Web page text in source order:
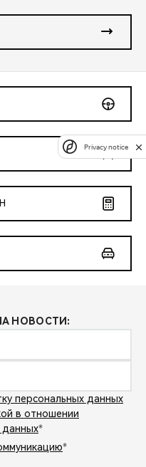
НОВОСТИ:
персональных данных
в отношении
данных*
*
Privacy notice